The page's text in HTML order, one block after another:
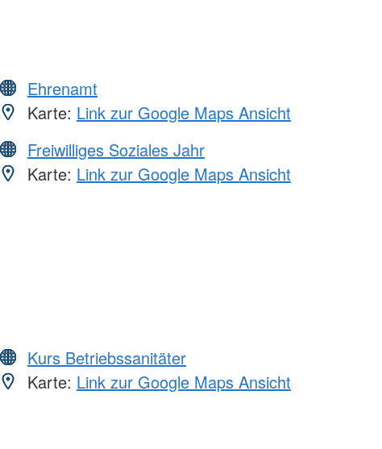
Ehrenamt
Karte: Link zur Google Maps Ansicht
Freiwilliges Soziales Jahr
Karte: Link zur Google Maps Ansicht
Kurs Betriebssanitäter
Karte: Link zur Google Maps Ansicht